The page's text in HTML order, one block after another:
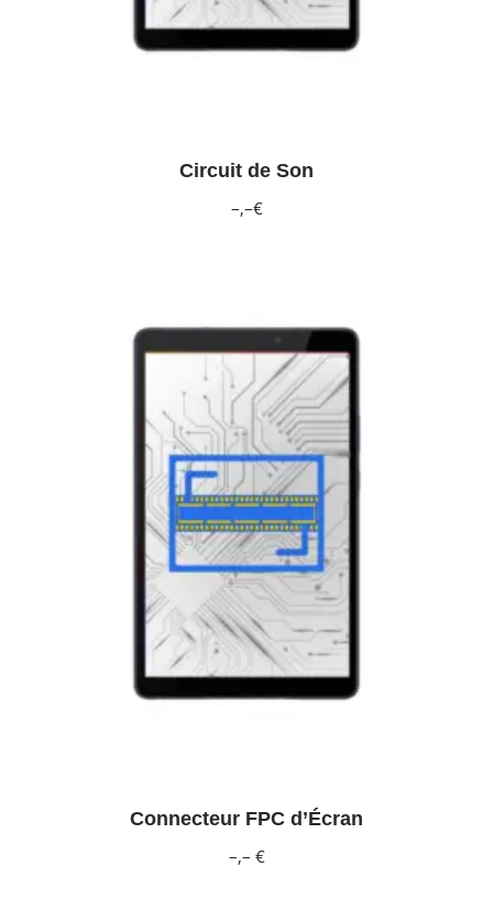
Circuit de Son
–,–€
Connecteur FPC d’Écran
–,– €